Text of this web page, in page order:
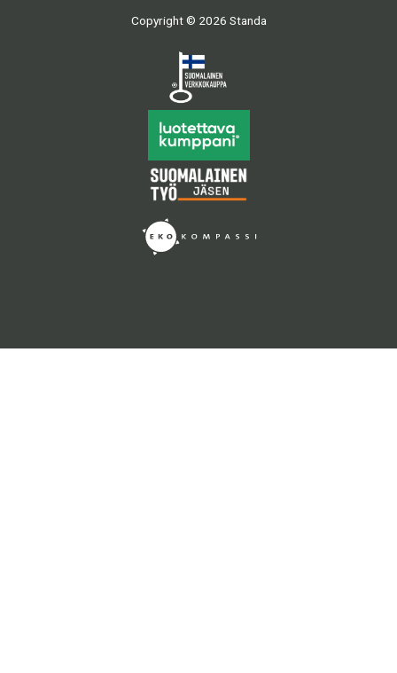
Copyright © 2026 Standa